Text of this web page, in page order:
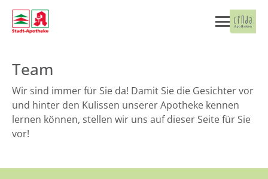
Team
Wir sind immer für Sie da! Damit Sie die Gesichter vor
und hinter den Kulissen unserer Apotheke kennen
lernen können, stellen wir uns auf dieser Seite für Sie
vor!